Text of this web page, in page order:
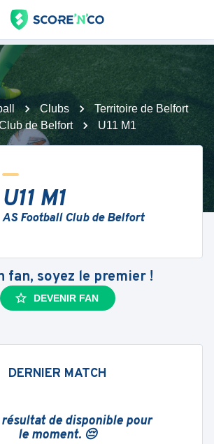
Clubs
Territoire de Belfort
de Belfort
U11 M1
U11 M1
AS Football Club de Belfort
fan, soyez le premier !
DEVENIR FAN
DERNIER MATCH
de disponible pour
le moment. 😔